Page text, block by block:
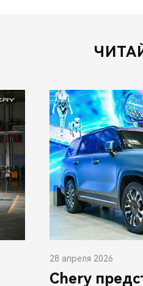
28 апреля 2026
Chery